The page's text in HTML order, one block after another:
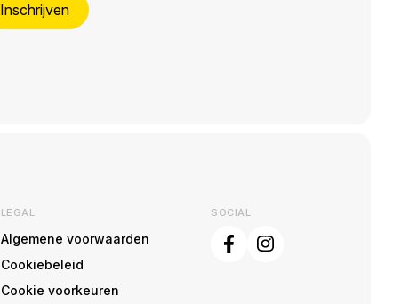
Inschrijven
LEGAL
Algemene voorwaarden
Cookiebeleid
Cookie voorkeuren
SOCIAL